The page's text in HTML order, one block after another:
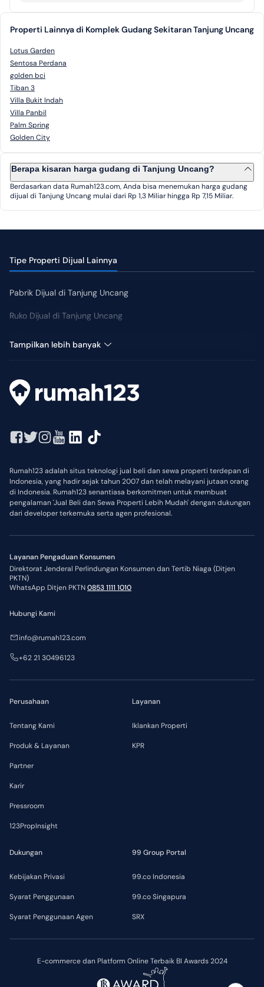
Properti Lainnya di Komplek Gudang Sekitaran Tanjung Uncang
Lotus Garden
Sentosa Perdana
golden bci
Tiban 3
Villa Bukit Indah
Villa Panbil
Palm Spring
Golden City
Berapa kisaran harga gudang di Tanjung Uncang?
Berdasarkan data Rumah123.com, Anda bisa menemukan harga gudang
dijual di Tanjung Uncang mulai dari Rp 1,3 Miliar hingga Rp 7,15 Miliar.
Tipe Properti Dijual Lainnya
Pabrik Dijual di Tanjung Uncang
Ruko Dijual di Tanjung Uncang
Tampilkan lebih banyak
Rumah123 adalah situs teknologi jual beli dan sewa properti terdepan di
Indonesia, yang hadir sejak tahun 2007 dan telah melayani jutaan orang
di Indonesia. Rumah123 senantiasa berkomitmen untuk membuat
pengalaman 'Jual Beli dan Sewa Properti Lebih Mudah' dengan dukungan
dari developer terkemuka serta agen profesional.
Layanan Pengaduan Konsumen
Direktorat Jenderal Perlindungan Konsumen dan Tertib Niaga (Ditjen
PKTN)
WhatsApp Ditjen PKTN0853 1111 1010
E-commerce dan Platform Online Terbaik BI Awards 2024
Perusahaan
Tentang Kami
Produk & Layanan
Partner
Karir
Pressroom
123PropInsight
Layanan
Iklankan Properti
KPR
Dukungan
Kebijakan Privasi
Syarat Penggunaan
Syarat Penggunaan Agen
99 Group Portal
99.co Indonesia
99.co Singapura
SRX
Hubungi Kami
info@rumah123.com
+62 21 30496123